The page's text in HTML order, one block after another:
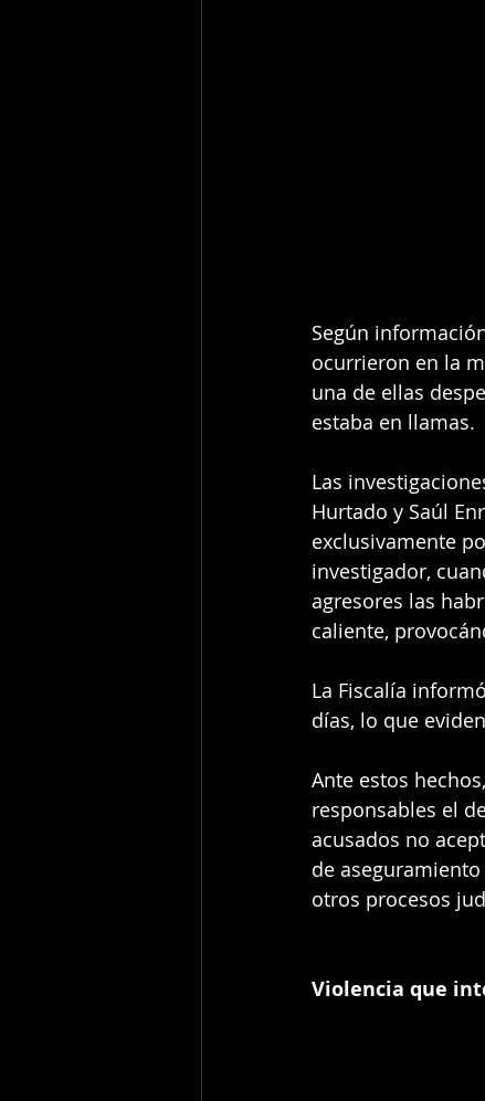
Según
ocurrieron en la
una de ellas
estaba en llamas.
Las
Hurtado y Saúl
exclusivamente
investigador,
agresores las
caliente,
La Fiscalía
días, lo que
Ante estos
responsables el
acusados no
de
otros procesos
Violencia que